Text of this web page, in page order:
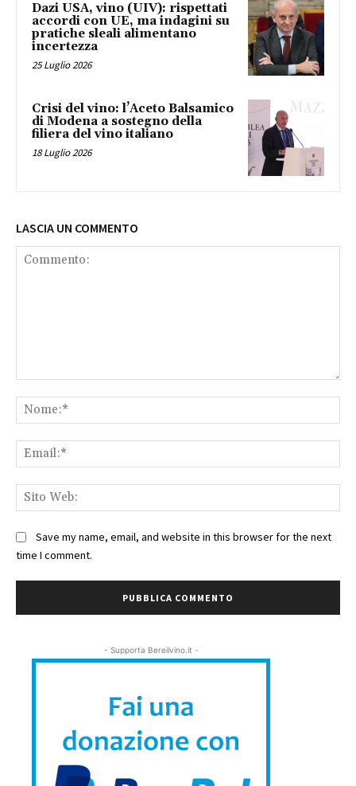
Dazi USA, vino (UIV): rispettati
accordi con UE, ma indagini su
pratiche sleali alimentano
incertezza
25 Luglio 2026
Crisi del vino: l’Aceto Balsamico
di Modena a sostegno della
filiera del vino italiano
18 Luglio 2026
LASCIA UN COMMENTO
Save my name, email, and website in this browser for the next
time I comment.
- Supporta Bereilvino.it -